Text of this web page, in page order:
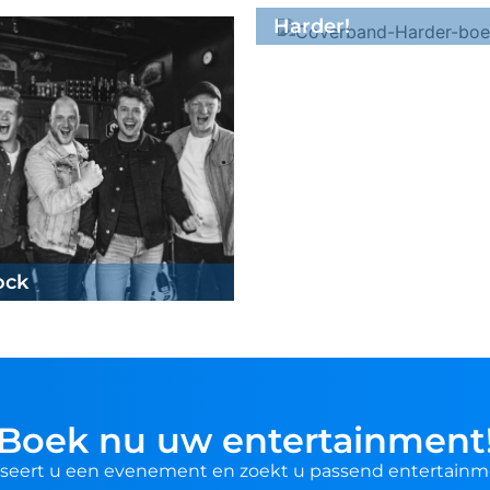
Harder!
Boek nu uw
u een evenement en zoekt u passend